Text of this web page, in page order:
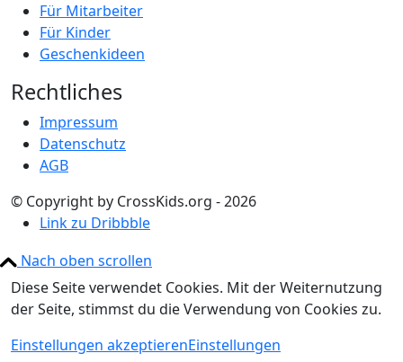
Für Mitarbeiter
Für Kinder
Geschenkideen
Rechtliches
Impressum
Datenschutz
AGB
© Copyright by CrossKids.org - 2026
Link zu Dribbble
Nach oben scrollen
Diese Seite verwendet Cookies. Mit der Weiternutzung
der Seite, stimmst du die Verwendung von Cookies zu.
Einstellungen akzeptierenEinstellungen